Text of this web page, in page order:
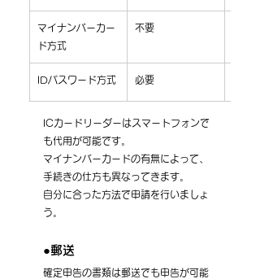
マイナンバーカー
ド方式
不要
IDパスワード方式 必要
ICカードリーダーはスマートフォンで
も代用が可能です。
マイナンバーカードの有無によって、
手続きの仕方も異なってきます。
自分に合った方法で申請を行いましょ
う。
●郵送
確定申告の書類は郵送でも申告が可能